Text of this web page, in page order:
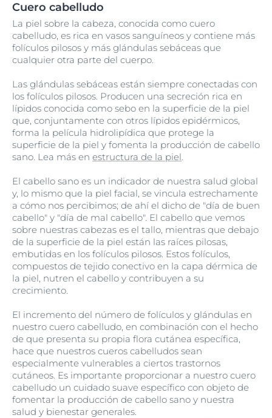
Cuero cabelludo
La piel sobre la cabeza, conocida como cuero
cabelludo, es rica en vasos sanguíneos y contiene más
folículos pilosos y más glándulas sebáceas que
cualquier otra parte del cuerpo.
Las glándulas sebáceas están siempre conectadas con
los folículos pilosos. Producen una secreción rica en
lípidos conocida como sebo en la superficie de la piel
que, conjuntamente con otros lípidos epidérmicos,
forma la película hidrolipídica que protege la
superficie de la piel y fomenta la producción de cabello
sano. Lea más en estructura de la piel.
El cabello sano es un indicador de nuestra salud global
y, lo mismo que la piel facial, se vincula estrechamente
a cómo nos percibimos; de ahí el dicho de "día de buen
cabello" y "día de mal cabello". El cabello que vemos
sobre nuestras cabezas es el tallo, mientras que debajo
de la superficie de la piel están las raíces pilosas,
embutidas en los folículos pilosos. Estos folículos,
compuestos de tejido conectivo en la capa dérmica de
la piel, nutren el cabello y contribuyen a su
crecimiento.
El incremento del número de folículos y glándulas en
nuestro cuero cabelludo, en combinación con el hecho
de que presenta su propia flora cutánea específica,
hace que nuestros cueros cabelludos sean
especialmente vulnerables a ciertos trastornos
cutáneos. Es importante proporcionar a nuestro cuero
cabelludo un cuidado suave específico con objeto de
fomentar la producción de cabello sano y nuestra
salud y bienestar generales.